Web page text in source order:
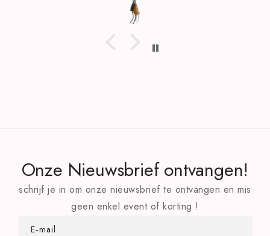
Onze Nieuwsbrief ontvangen!
schrijf je in om onze nieuwsbrief te ontvangen en mis
geen enkel event of korting !
E‑mail